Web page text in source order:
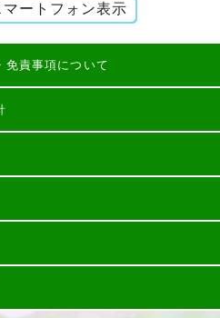
マートフォン表示
免責事項について